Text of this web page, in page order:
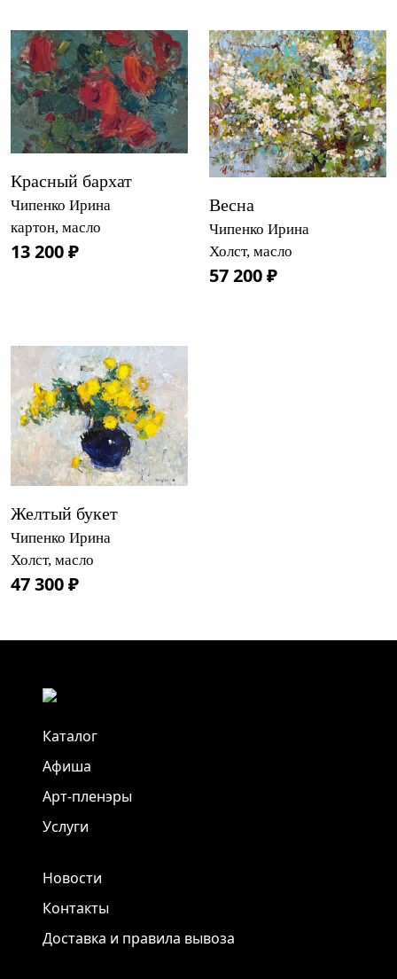
Красный бархат
Чипенко Ирина
картон, масло
13 200 ₽
Весна
Чипенко Ирина
Холст, масло
57 200 ₽
Желтый букет
Чипенко Ирина
Холст, масло
47 300 ₽
Каталог
Афиша
Арт-пленэры
Услуги
Новости
Контакты
Доставка и правила вывоза